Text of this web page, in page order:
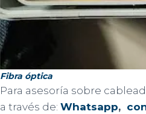
Fibra óptica
Para asesoría sobre
a través de:Whatsapp,